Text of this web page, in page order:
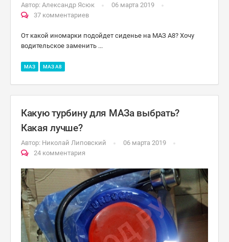
Автор: Александр Ясюк
06 марта 2019
37 комментариев
От какой иномарки подойдет сиденье на МАЗ А8? Хочу
водительское заменить ...
МАЗ МАЗ А8
Какую турбину для МАЗа выбрать?
Какая лучше?
Автор: Николай Липовский
06 марта 2019
24 комментария